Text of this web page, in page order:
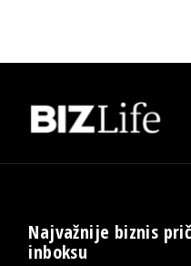
Najvažnije biznis
inboksu